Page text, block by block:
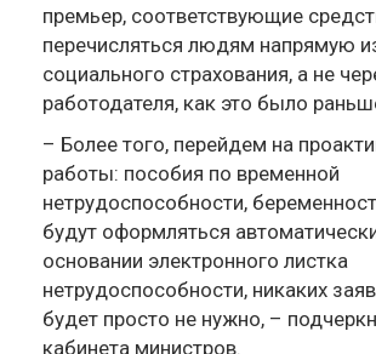
премьер, соответствующие
перечисляться людям напрямую
социального страхования, а не
работодателя, как это было
– Более того, перейдем на
работы: пособия по временной
нетрудоспособности,
будут оформляться
основании электронного листка
нетрудоспособности, никаких
будет просто не нужно, –
кабинета министров.